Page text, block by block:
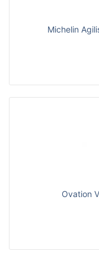
Michelin
Ovation